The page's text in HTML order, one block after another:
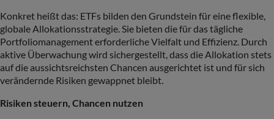
Konkret heißt das: ETFs bilden den Grundstein für eine flexible,
globale Allokationsstrategie. Sie bieten die für das tägliche
Portfoliomanagement erforderliche Vielfalt und Effizienz. Durch
aktive Überwachung wird sichergestellt, dass die Allokation stets
auf die aussichtsreichsten Chancen ausgerichtet ist und für sich
verändernde Risiken gewappnet bleibt.
Risiken steuern, Chancen nutzen